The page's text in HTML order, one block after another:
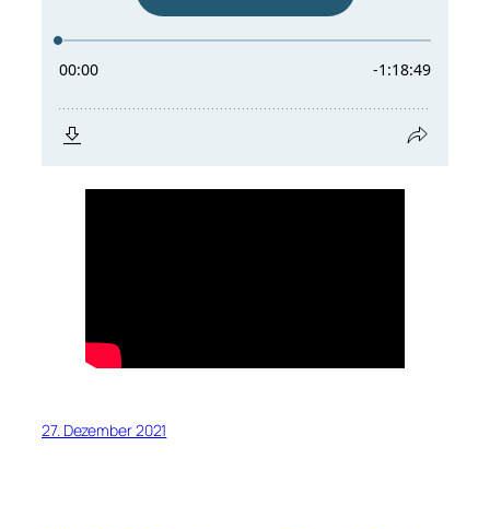
27. Dezember 2021